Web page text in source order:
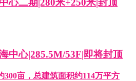
心二期|280米+250米|封顶
中心|285.5M/53F|即将封顶
300亩，总建筑面积约114万平方